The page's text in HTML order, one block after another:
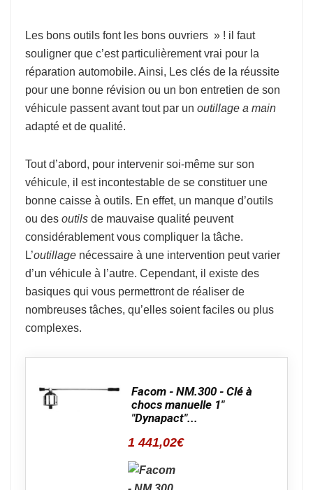
Les bons outils font les bons ouvriers » ! il faut
souligner que c’est particulièrement vrai pour la
réparation automobile. Ainsi, Les clés de la réussite
pour une bonne révision ou un bon entretien de son
véhicule passent avant tout par un outillage a main
adapté et de qualité.
Tout d’abord, pour intervenir soi-même sur son
véhicule, il est incontestable de se constituer une
bonne caisse à outils. En effet, un manque d’outils
ou des outils de mauvaise qualité peuvent
considérablement vous compliquer la tâche.
L’outillage nécessaire à une intervention peut varier
d’un véhicule à l’autre. Cependant, il existe des
basiques qui vous permettront de réaliser de
nombreuses tâches, qu’elles soient faciles ou plus
complexes.
Facom - NM.300 - Clé à
chocs manuelle 1"
"Dynapact"...
1 441,02€